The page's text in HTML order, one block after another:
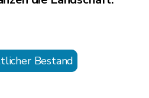
Bestand